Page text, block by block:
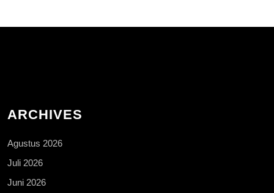
ARCHIVES
Agustus 2026
Juli 2026
Juni 2026